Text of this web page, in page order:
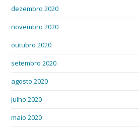
dezembro 2020
novembro 2020
outubro 2020
setembro 2020
agosto 2020
julho 2020
maio 2020